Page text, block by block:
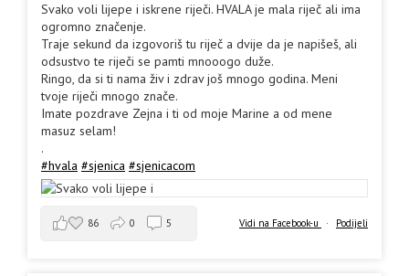
Svako voli lijepe i iskrene riječi. HVALA je mala riječ ali ima
ogromno značenje.
Traje sekund da izgovoriš tu riječ a dvije da je napišeš, ali
odsustvo te riječi se pamti mnooogo duže.
Ringo, da si ti nama živ i zdrav još mnogo godina. Meni
tvoje riječi mnogo znače.
Imate pozdrave Zejna i ti od moje Marine a od mene
masuz selam!
.
#hvala #sjenica #sjenicacom
Vidi na Facebook-u · Podijeli
86 0 5